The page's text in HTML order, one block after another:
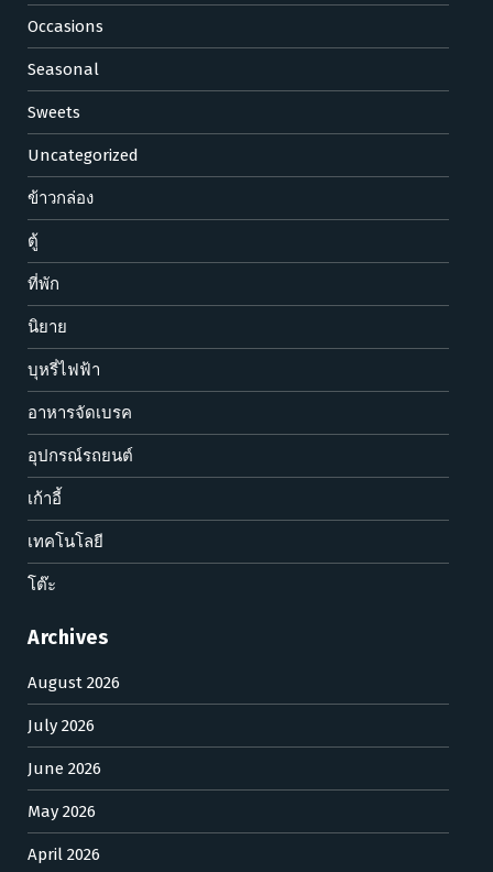
Occasions
Seasonal
Sweets
Uncategorized
ข้าวกล่อง
ตู้
ที่พัก
นิยาย
บุหรี่ไฟฟ้า
อาหารจัดเบรค
อุปกรณ์รถยนต์
เก้าอี้
เทคโนโลยี
โต๊ะ
Archives
August 2026
July 2026
June 2026
May 2026
April 2026